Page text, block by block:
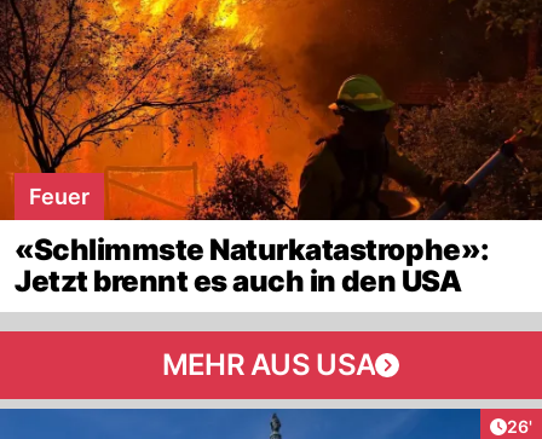
Feuer
«Schlimmste Naturkatastrophe»:
Jetzt brennt es auch in den USA
MEHR AUS USA
26'